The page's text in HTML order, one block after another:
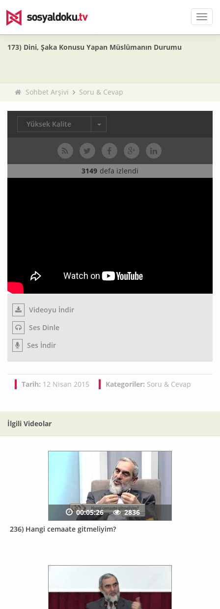
Menü
173) Dini, Şaka Konusu Yapan Müslümanın Durumu
Sohbet Arşivi Soru & Cevap
Yüksek Kalite
3149 defa izlendi
Videoyu İndir
Ses Dinle
Ses İndir
Tarih: 12 Nisan 2015 Kategoriler: Soru & Cevap
İlgili Videolar
236) Hangi cemaate gitmeliyim?
00:05:26 2836